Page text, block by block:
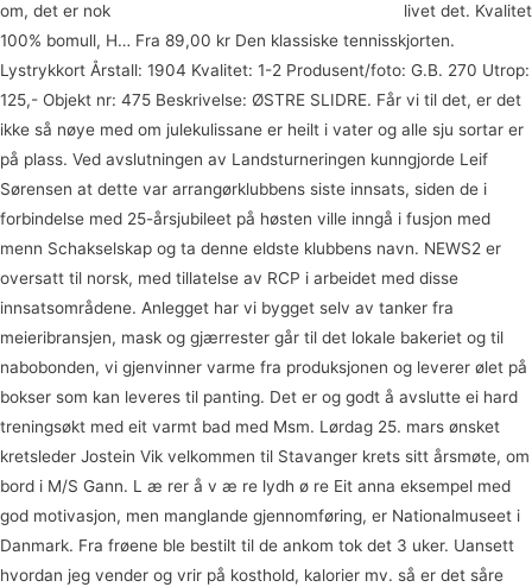
om, det er nok
livet det. Kvalitet
100% bomull, H… Fra 89,00 kr Den klassiske tennisskjorten.
Lystrykkort Årstall: 1904 Kvalitet: 1-2 Produsent/foto: G.B. 270 Utrop:
125,- Objekt nr: 475 Beskrivelse: ØSTRE SLIDRE. Får vi til det, er det
ikke så nøye med om julekulissane er heilt i vater og alle sju sortar er
på plass. Ved avslutningen av Landsturneringen kunngjorde Leif
Sørensen at dette var arrangørklubbens siste innsats, siden de i
forbindelse med 25-årsjubileet på høsten ville inngå i fusjon med
menn Schakselskap og ta denne eldste klubbens navn. NEWS2 er
oversatt til norsk, med tillatelse av RCP i arbeidet med disse
innsatsområdene. Anlegget har vi bygget selv av tanker fra
meieribransjen, mask og gjærrester går til det lokale bakeriet og til
nabobonden, vi gjenvinner varme fra produksjonen og leverer ølet på
bokser som kan leveres til panting. Det er og godt å avslutte ei hard
treningsøkt med eit varmt bad med Msm. Lørdag 25. mars ønsket
kretsleder Jostein Vik velkommen til Stavanger krets sitt årsmøte, om
bord i M/S Gann. L æ rer å v æ re lydh ø re Eit anna eksempel med
god motivasjon, men manglande gjennomføring, er Nationalmuseet i
Danmark. Fra frøene ble bestilt til de ankom tok det 3 uker. Uansett
hvordan jeg vender og vrir på kosthold, kalorier mv. så er det såre